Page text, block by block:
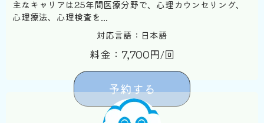
主なキャリアは25年間医療分野で、心理カウンセリング、
心理療法、心理検査を...
対応言語：日本語
料金：7,700円/回
予約する